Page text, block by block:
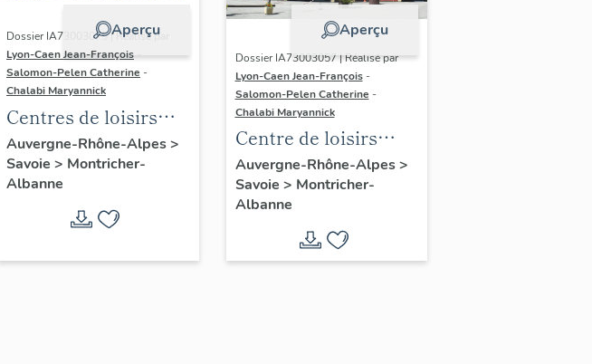
Aperçu
Dossier IA73003075 | Réalisé par
Lyon-Caen Jean-François
Salomon-Pelen Catherine -
Chalabi Maryannick
Centres de loisirs
Carlines
Blausannes : Village
de vacances les
Carlines ; Gîtes les
Auvergne-Rhône-Alpes>
Savoie > Montricher-
Albanne
Aperçu
Dossier IA73003057 | Réalisé par
Lyon-Caen Jean-François -
Salomon-Pelen Catherine -
Chalabi Maryannick
Centre de loisirs
Azurèva : Parties
communes
Auvergne-Rhône-Alpes>
Savoie > Montricher-
Albanne